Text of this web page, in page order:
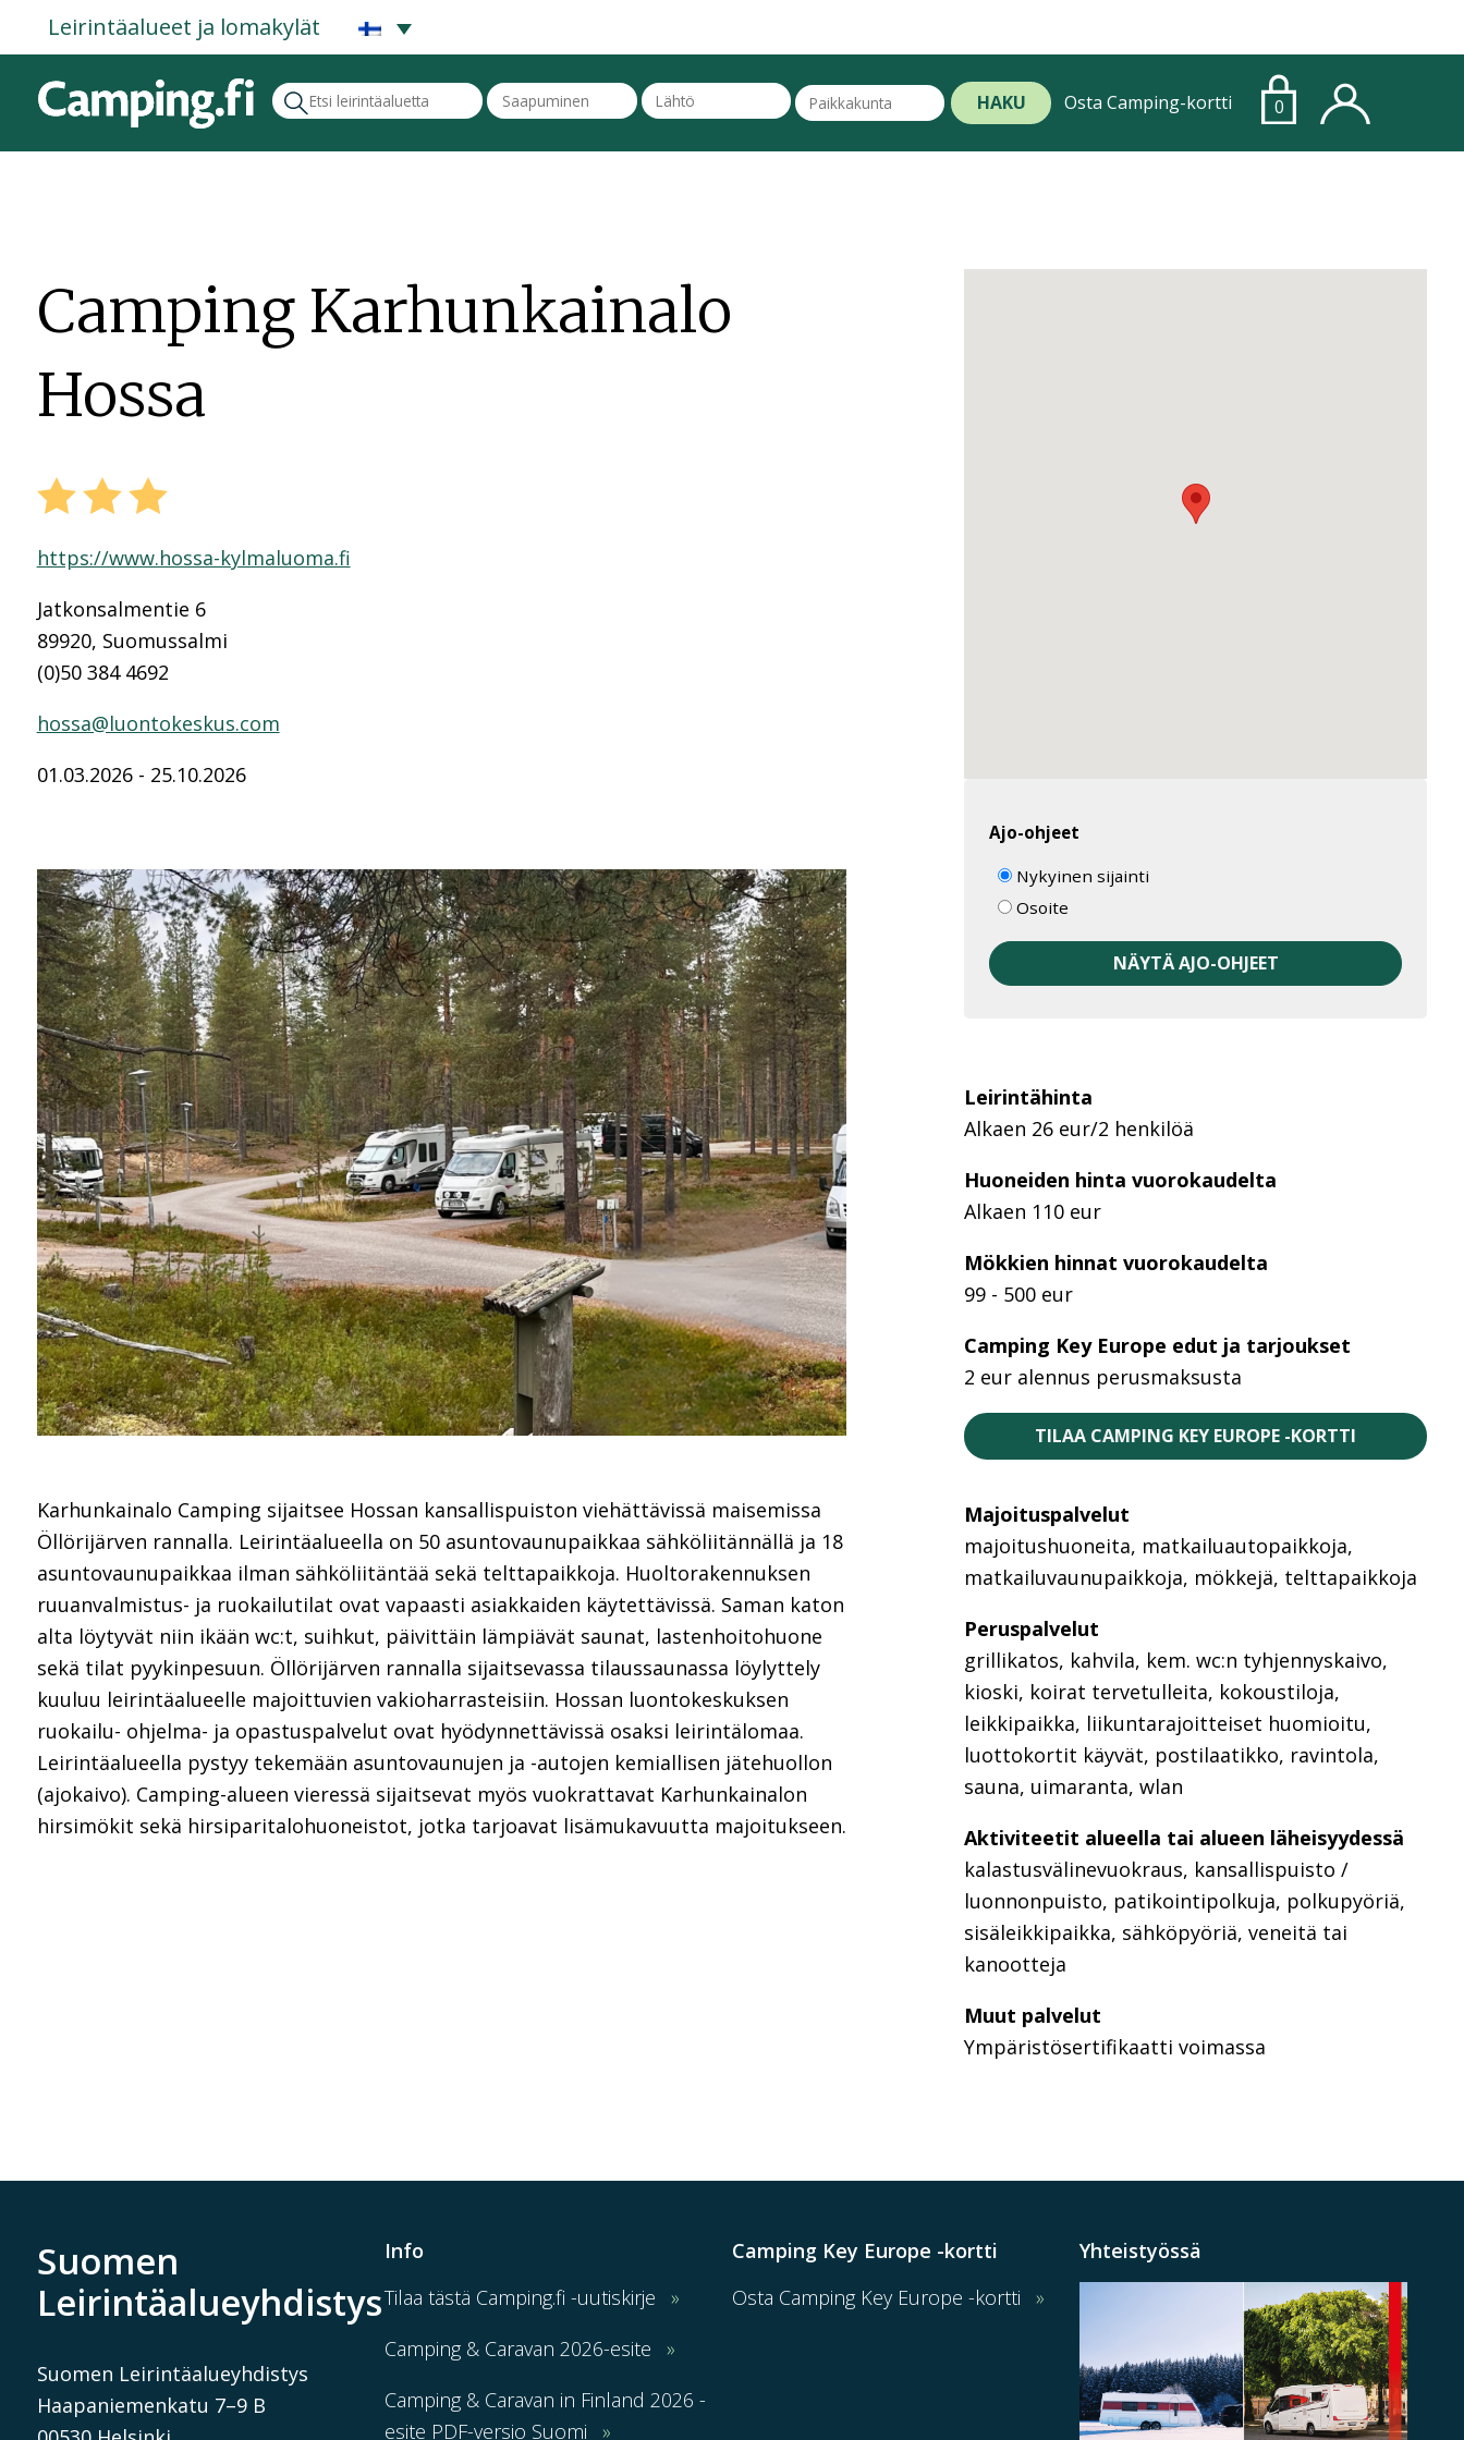
Leirintäalueet ja lomakylät
HAKU Osta Camping-kortti 0
Camping Karhunkainalo
Hossa
https://www.hossa-kylmaluoma.fi
Jatkonsalmentie 6
89920, Suomussalmi
(0)50 384 4692
hossa@luontokeskus.com
01.03.2026 - 25.10.2026
Karhunkainalo Camping sijaitsee Hossan kansallispuiston viehättävissä maisemissa
Öllörijärven rannalla. Leirintäalueella on 50 asuntovaunupaikkaa sähköliitännällä ja 18
asuntovaunupaikkaa ilman sähköliitäntää sekä telttapaikkoja. Huoltorakennuksen
ruuanvalmistus- ja ruokailutilat ovat vapaasti asiakkaiden käytettävissä. Saman katon
alta löytyvät niin ikään wc:t, suihkut, päivittäin lämpiävät saunat, lastenhoitohuone
sekä tilat pyykinpesuun. Öllörijärven rannalla sijaitsevassa tilaussaunassa löylyttely
kuuluu leirintäalueelle majoittuvien vakioharrasteisiin. Hossan luontokeskuksen
ruokailu- ohjelma- ja opastuspalvelut ovat hyödynnettävissä osaksi leirintälomaa.
Leirintäalueella pystyy tekemään asuntovaunujen ja -autojen kemiallisen jätehuollon
(ajokaivo). Camping-alueen vieressä sijaitsevat myös vuokrattavat Karhunkainalon
hirsimökit sekä hirsiparitalohuoneistot, jotka tarjoavat lisämukavuutta majoitukseen.
Leirintähinta
Alkaen 26 eur/2 henkilöä
Huoneiden hinta vuorokaudelta
Alkaen 110 eur
Mökkien hinnat vuorokaudelta
99 - 500 eur
Camping Key Europe edut ja tarjoukset
2 eur alennus perusmaksusta
TILAA CAMPING KEY EUROPE -KORTTI
Majoituspalvelut
majoitushuoneita, matkailuautopaikkoja,
matkailuvaunupaikkoja, mökkejä, telttapaikkoja
Peruspalvelut
grillikatos, kahvila, kem. wc:n tyhjennyskaivo,
kioski, koirat tervetulleita, kokoustiloja,
leikkipaikka, liikuntarajoitteiset huomioitu,
luottokortit käyvät, postilaatikko, ravintola,
sauna, uimaranta, wlan
Aktiviteetit alueella tai alueen läheisyydessä
kalastusvälinevuokraus, kansallispuisto /
luonnonpuisto, patikointipolkuja, polkupyöriä,
sisäleikkipaikka, sähköpyöriä, veneitä tai
kanootteja
Muut palvelut
Ympäristösertifikaatti voimassa
Ajo-ohjeet
Nykyinen sijainti
Osoite
Suomen
Leirintäalueyhdistys
Suomen Leirintäalueyhdistys
Haapaniemenkatu 7–9 B
Info
Tilaa tästä Camping.fi -uutiskirje
Camping & Caravan 2026-esite
Camping & Caravan in Finland 2026 -
esite PDF-versio Suomi
Camping Key Europe -kortti
Osta Camping Key Europe -kortti
Yhteistyössä